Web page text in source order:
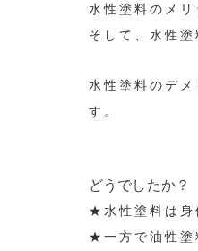
水性塗料のメリ
そして、水性塗
水性塗料のデメ
す。
どうでしたか？
★水性塗料は身
★一方で油性塗